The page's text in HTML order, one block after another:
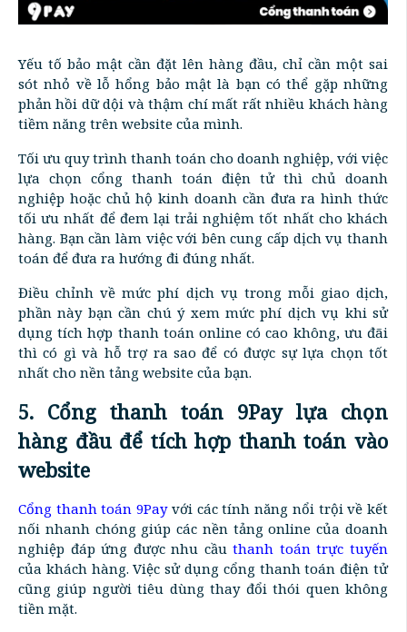
Yếu tố bảo mật cần đặt lên hàng đầu, chỉ cần một sai
sót nhỏ về lỗ hổng bảo mật là bạn có thể gặp những
phản hồi dữ dội và thậm chí mất rất nhiều khách hàng
tiềm năng trên website của mình.
Tối ưu quy trình thanh toán cho doanh nghiệp, với việc
lựa chọn cổng thanh toán điện tử thì chủ doanh
nghiệp hoặc chủ hộ kinh doanh cần đưa ra hình thức
tối ưu nhất để đem lại trải nghiệm tốt nhất cho khách
hàng. Bạn cần làm việc với bên cung cấp dịch vụ thanh
toán để đưa ra hướng đi đúng nhất.
Điều chỉnh về mức phí dịch vụ trong mỗi giao dịch,
phần này bạn cần chú ý xem mức phí dịch vụ khi sử
dụng tích hợp thanh toán online có cao không, ưu đãi
thì có gì và hỗ trợ ra sao để có được sự lựa chọn tốt
nhất cho nền tảng website của bạn.
5. Cổng thanh toán 9Pay lựa chọn
hàng đầu để tích hợp thanh toán vào
website
Cổng thanh toán 9Payvới các tính năng nổi trội về kết
nối nhanh chóng giúp các nền tảng online của doanh
nghiệp đáp ứng được nhu cầuthanh toán trực tuyến
của khách hàng. Việc sử dụng cổng thanh toán điện tử
cũng giúp người tiêu dùng thay đổi thói quen không
tiền mặt.